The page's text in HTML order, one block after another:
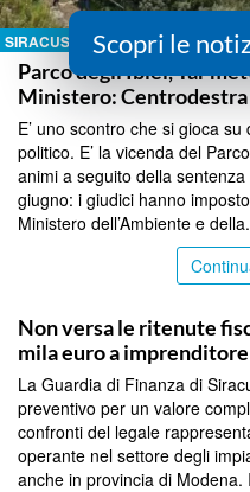
SIRACUSA
Parco degli Iblei, Tar
Ministero:
E’ uno scontro che si gioca
politico. E’ la vicenda del
animi a seguito della
giugno: i giudici hanno
Ministero dell’Ambiente e
Non versa le ritenute
mila euro a
La Guardia di Finanza di
preventivo per un valore
confronti del legale
operante nel settore degli
anche in provincia di Modena.
Scopri le